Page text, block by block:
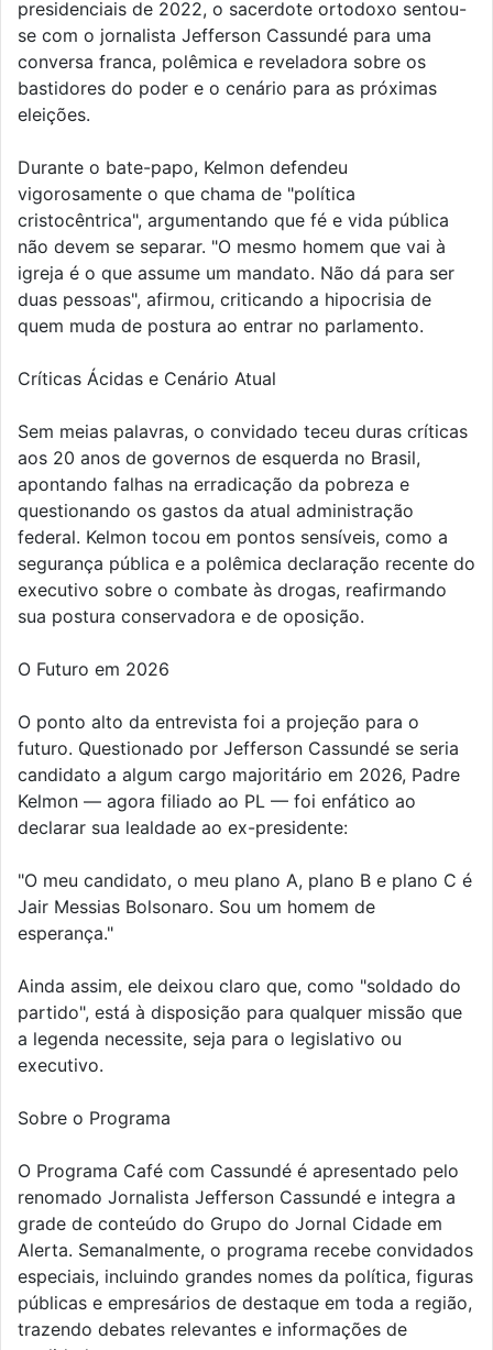
presidenciais de 2022, o sacerdote ortodoxo sentou-
se com o jornalista Jefferson Cassundé para uma
conversa franca, polêmica e reveladora sobre os
bastidores do poder e o cenário para as próximas
eleições.
Durante o bate-papo, Kelmon defendeu
vigorosamente o que chama de "política
cristocêntrica", argumentando que fé e vida pública
não devem se separar. "O mesmo homem que vai à
igreja é o que assume um mandato. Não dá para ser
duas pessoas", afirmou, criticando a hipocrisia de
quem muda de postura ao entrar no parlamento.
Críticas Ácidas e Cenário Atual
Sem meias palavras, o convidado teceu duras críticas
aos 20 anos de governos de esquerda no Brasil,
apontando falhas na erradicação da pobreza e
questionando os gastos da atual administração
federal. Kelmon tocou em pontos sensíveis, como a
segurança pública e a polêmica declaração recente do
executivo sobre o combate às drogas, reafirmando
sua postura conservadora e de oposição.
O Futuro em 2026
O ponto alto da entrevista foi a projeção para o
futuro. Questionado por Jefferson Cassundé se seria
candidato a algum cargo majoritário em 2026, Padre
Kelmon — agora filiado ao PL — foi enfático ao
declarar sua lealdade ao ex-presidente:
"O meu candidato, o meu plano A, plano B e plano C é
Jair Messias Bolsonaro. Sou um homem de
esperança."
Ainda assim, ele deixou claro que, como "soldado do
partido", está à disposição para qualquer missão que
a legenda necessite, seja para o legislativo ou
executivo.
Sobre o Programa
O Programa Café com Cassundé é apresentado pelo
renomado Jornalista Jefferson Cassundé e integra a
grade de conteúdo do Grupo do Jornal Cidade em
Alerta. Semanalmente, o programa recebe convidados
especiais, incluindo grandes nomes da política, figuras
públicas e empresários de destaque em toda a região,
trazendo debates relevantes e informações de